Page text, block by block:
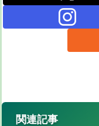
関連記事